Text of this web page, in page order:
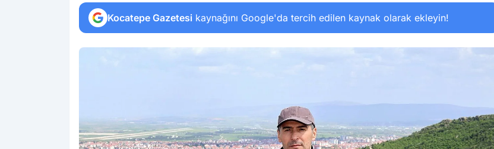
Kocatepe Gazetesi kaynağını Google'da tercih edilen kaynak olarak ekleyin!